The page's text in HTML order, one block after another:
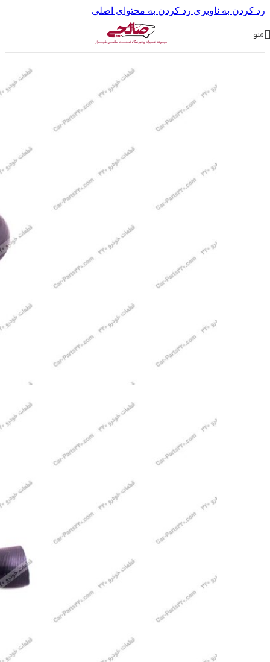
رد کردن به ناوبری رد کردن به محتوای اصلی
منو